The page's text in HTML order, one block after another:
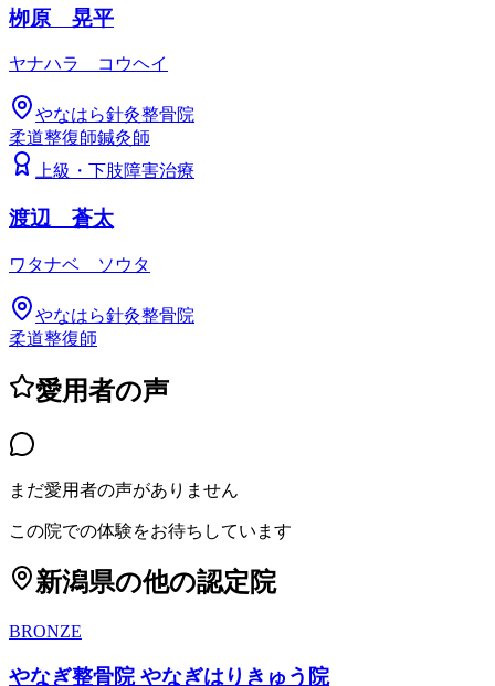
栁原 晃平
ヤナハラ コウヘイ
やなはら針灸整骨院
柔道整復師鍼灸師
上級 ・ 下肢障害治療
渡辺 蒼太
ワタナベ ソウタ
やなはら針灸整骨院
柔道整復師
愛用者の声
まだ愛用者の声がありません
この院での体験をお待ちしています
新潟県の他の認定院
BRONZE
やなぎ整骨院 やなぎはりきゅう院